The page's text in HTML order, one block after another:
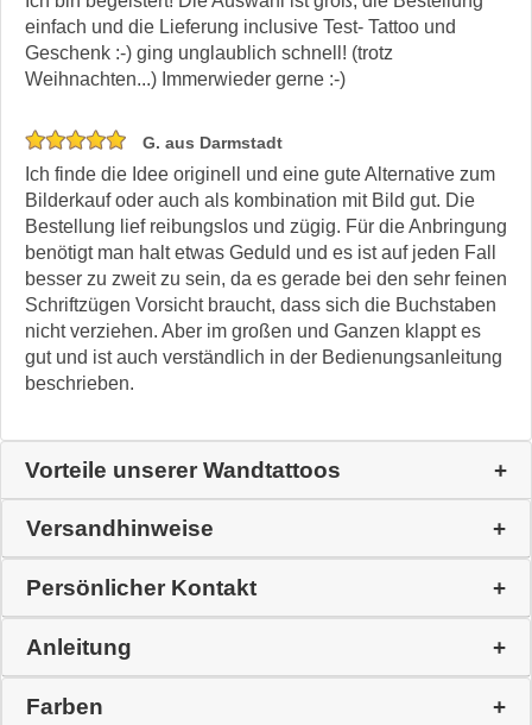
einfach und die Lieferung inclusive Test- Tattoo und
Geschenk :-) ging unglaublich schnell! (trotz
Weihnachten...) Immerwieder gerne :-)
G. aus Darmstadt
Ich finde die Idee originell und eine gute Alternative zum
Bilderkauf oder auch als kombination mit Bild gut. Die
Bestellung lief reibungslos und zügig. Für die Anbringung
benötigt man halt etwas Geduld und es ist auf jeden Fall
besser zu zweit zu sein, da es gerade bei den sehr feinen
Schriftzügen Vorsicht braucht, dass sich die Buchstaben
nicht verziehen. Aber im großen und Ganzen klappt es
gut und ist auch verständlich in der Bedienungsanleitung
beschrieben.
Vorteile unserer Wandtattoos
Versandhinweise
Persönlicher Kontakt
Anleitung
Farben